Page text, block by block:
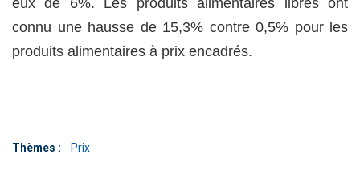
eux de 6%. Les produits alimentaires libres ont
connu une hausse de 15,3% contre 0,5% pour les
produits alimentaires à prix encadrés.
Thèmes : Prix